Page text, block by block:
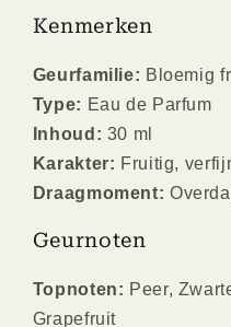
Kenmerken
Geurfamilie: Bloemig
Type: Eau de Parfum
Inhoud: 30 ml
Karakter: Fruitig,
Draagmoment:
Geurnoten
Topnoten: Peer,
Grapefruit